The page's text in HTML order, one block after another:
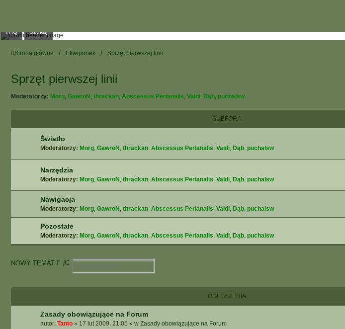
FAQ Szukaj
Strona główna Ekwipunek Sprzęt pierwszej linii
Sprzęt pierwszej linii
Moderatorzy: Morg, GawroN , thrackan, Abscessus Perianalis, Valdi, Dąb, puchalsw
SUBFORA
Światło
Moderatorzy: Morg, GawroN , thrackan, Abscessus Perianalis, Valdi, Dąb, puchalsw
Narzędzia
Moderatorzy: Morg, GawroN , thrackan, Abscessus Perianalis, Valdi, Dąb, puchalsw
Nawigacja
Moderatorzy: Morg, GawroN , thrackan, Abscessus Perianalis, Valdi, Dąb, puchalsw
Pozostałe
Moderatorzy: Morg, GawroN , thrackan, Abscessus Perianalis, Valdi, Dąb, puchalsw
NOWY TEMAT
S
k
j
W
Z
K
I
W
OGŁOSZENIA
Zasady obowiązujące na Forum
autor: Tanto » 17 lut 2009, 21:05 » w Zasady obowiązujące na Forum